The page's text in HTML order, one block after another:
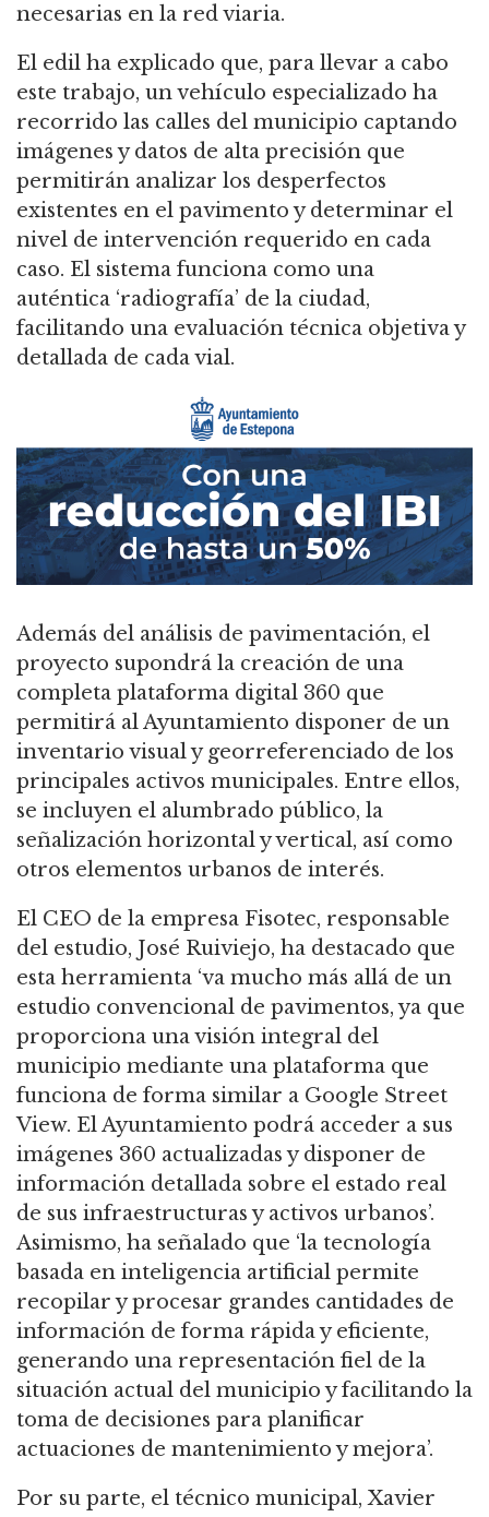
necesarias en la red viaria.
El edil ha explicado que, para llevar a cabo
este trabajo, un vehículo especializado ha
recorrido las calles del municipio captando
imágenes y datos de alta precisión que
permitirán analizar los desperfectos
existentes en el pavimento y determinar el
nivel de intervención requerido en cada
caso. El sistema funciona como una
auténtica ‘radiografía’ de la ciudad,
facilitando una evaluación técnica objetiva y
detallada de cada vial.
Además del análisis de pavimentación, el
proyecto supondrá la creación de una
completa plataforma digital 360 que
permitirá al Ayuntamiento disponer de un
inventario visual y georreferenciado de los
principales activos municipales. Entre ellos,
se incluyen el alumbrado público, la
señalización horizontal y vertical, así como
otros elementos urbanos de interés.
El CEO de la empresa Fisotec, responsable
del estudio, José Ruiviejo, ha destacado que
esta herramienta ‘va mucho más allá de un
estudio convencional de pavimentos, ya que
proporciona una visión integral del
municipio mediante una plataforma que
funciona de forma similar a Google Street
View. El Ayuntamiento podrá acceder a sus
imágenes 360 actualizadas y disponer de
información detallada sobre el estado real
de sus infraestructuras y activos urbanos’.
Asimismo, ha señalado que ‘la tecnología
basada en inteligencia artificial permite
recopilar y procesar grandes cantidades de
información de forma rápida y eficiente,
generando una representación fiel de la
situación actual del municipio y facilitando la
toma de decisiones para planificar
actuaciones de mantenimiento y mejora’.
Por su parte, el técnico municipal, Xavier